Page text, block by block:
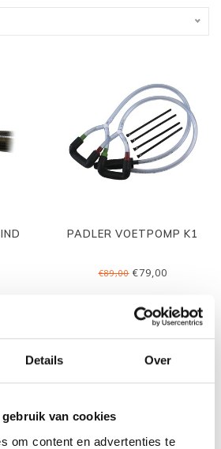
Details Over
van cookies
om content en advertenties te
PADLER VOETPOMP K1
€89,00€79,00